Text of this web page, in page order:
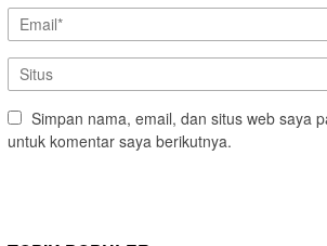
Simpan nama, email, dan situs web saya
untuk komentar saya berikutnya.